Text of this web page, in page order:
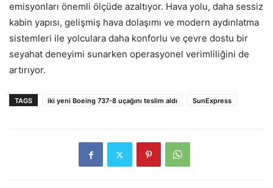
emisyonları önemli ölçüde azaltıyor. Hava yolu, daha sessiz
kabin yapısı, gelişmiş hava dolaşımı ve modern aydınlatma
sistemleri ile yolculara daha konforlu ve çevre dostu bir
seyahat deneyimi sunarken operasyonel verimliliğini de
artırıyor.
TAGS iki yeni Boeing 737-8 uçağını teslim aldı SunExpress